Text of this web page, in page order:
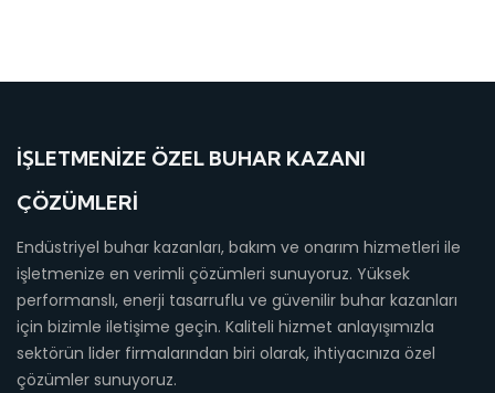
İŞLETMENIZE ÖZEL BUHAR KAZANI
ÇÖZÜMLERI
Endüstriyel buhar kazanları, bakım ve onarım hizmetleri ile
işletmenize en verimli çözümleri sunuyoruz. Yüksek
performanslı, enerji tasarruflu ve güvenilir buhar kazanları
için bizimle iletişime geçin. Kaliteli hizmet anlayışımızla
sektörün lider firmalarından biri olarak, ihtiyacınıza özel
çözümler sunuyoruz.